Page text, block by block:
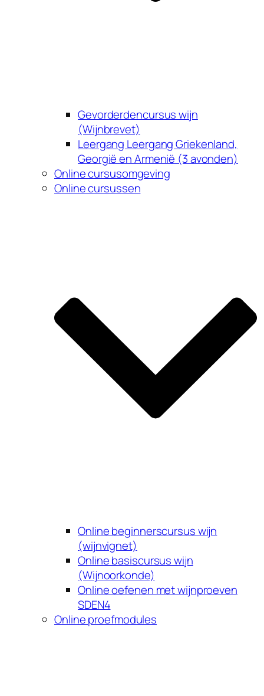
Gevorderdencursus wijn
(Wijnbrevet)
Leergang Leergang Griekenland,
Georgië en Armenië (3 avonden)
Online cursusomgeving
Online cursussen
Online beginnerscursus wijn
(wijnvignet)
Online basiscursus wijn
(Wijnoorkonde)
Online oefenen met wijnproeven
SDEN4
Online proefmodules